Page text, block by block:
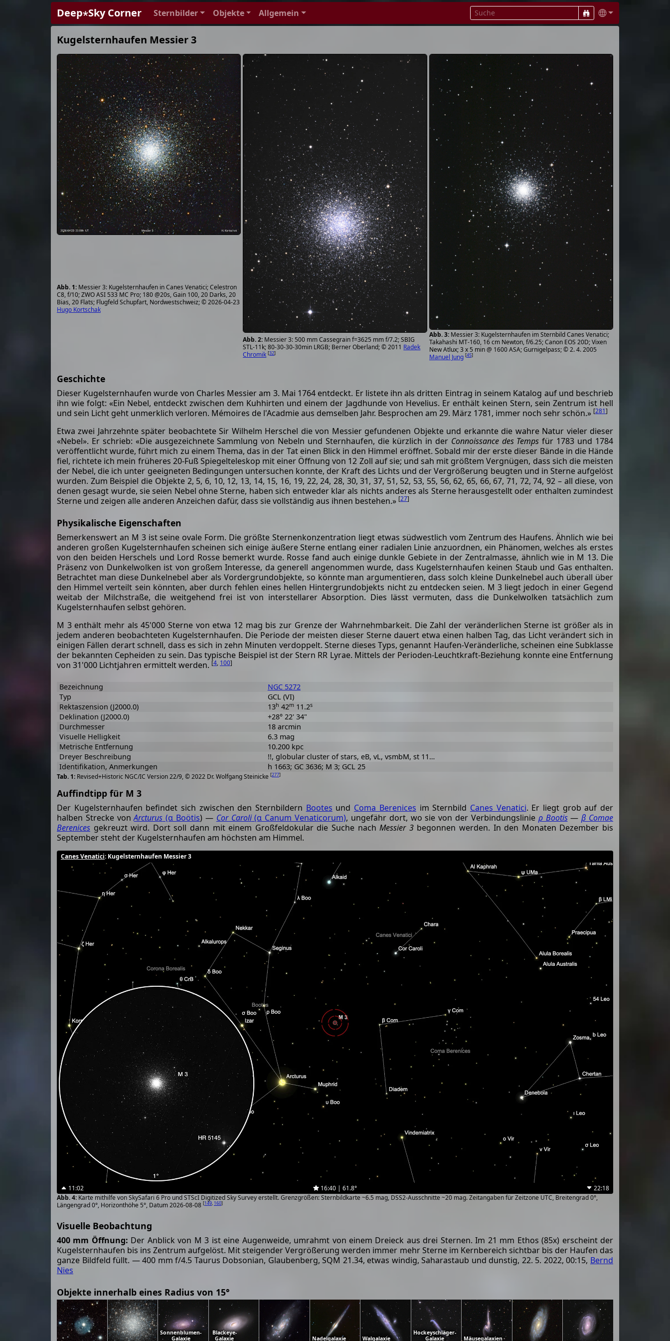
Deep⋆Sky Corner Sternbilder Objekte Allgemein
Kugelsternhaufen Messier 3
Messier 3: Kugelsternhaufen in Canes Venatici; Celestron
C8, f/10; ZWO ASI 533 MC Pro; 180 @20s, Gain 100, 20 Darks, 20
Bias, 20 Flats; Flugfeld Schupfart, Nordwestschweiz; © 2026-04-23
Hugo Kortschak
Messier 3: 500 mm Cassegrain f=3625 mm f/7.2; SBIG
STL-11k; 80-30-30-30min LRGB; Berner Oberland; © 2011 Radek
Chromik [32]
Messier 3: Kugelsternhaufen im Sternbild Canes Venatici;
Takahashi MT-160, 16 cm Newton, f/6.25; Canon EOS 20D; Vixen
New Atlux; 3 x 5 min @ 1600 ASA; Gurnigelpass; © 2. 4. 2005
Manuel Jung [45]
Geschichte
Dieser Kugelsternhaufen wurde von Charles Messier am 3. Mai 1764 entdeckt. Er listete ihn als dritten Eintrag in seinem Katalog auf und beschrieb
ihn wie folgt: «Ein Nebel, entdeckt zwischen dem Kuhhirten und einem der Jagdhunde von Hevelius. Er enthält keinen Stern, sein Zentrum ist hell
und sein Licht geht unmerklich verloren. Mémoires de l'Acadmie aus demselben Jahr. Besprochen am 29. März 1781, immer noch sehr schön.» [281]
Etwa zwei Jahrzehnte später beobachtete Sir Wilhelm Herschel die von Messier gefundenen Objekte und erkannte die wahre Natur vieler dieser
«Nebel». Er schrieb: «Die ausgezeichnete Sammlung von Nebeln und Sternhaufen, die kürzlich in der Connoissance des Temps für 1783 und 1784
veröffentlicht wurde, führt mich zu einem Thema, das in der Tat einen Blick in den Himmel eröffnet. Sobald mir der erste dieser Bände in die Hände
fiel, richtete ich mein früheres 20-Fuß Spiegelteleskop mit einer Öffnung von 12 Zoll auf sie; und sah mit größtem Vergnügen, dass sich die meisten
der Nebel, die ich unter geeigneten Bedingungen untersuchen konnte, der Kraft des Lichts und der Vergrößerung beugten und in Sterne aufgelöst
wurden. Zum Beispiel die Objekte 2, 5, 6, 10, 12, 13, 14, 15, 16, 19, 22, 24, 28, 30, 31, 37, 51, 52, 53, 55, 56, 62, 65, 66, 67, 71, 72, 74, 92 – all diese, von
denen gesagt wurde, sie seien Nebel ohne Sterne, haben sich entweder klar als nichts anderes als Sterne herausgestellt oder enthalten zumindest
Sterne und zeigen alle anderen Anzeichen dafür, dass sie vollständig aus ihnen bestehen.» [27]
Physikalische Eigenschaften
Bemerkenswert an M 3 ist seine ovale Form. Die größte Sternenkonzentration liegt etwas südwestlich vom Zentrum des Haufens. Ähnlich wie bei
anderen großen Kugelsternhaufen scheinen sich einige äußere Sterne entlang einer radialen Linie anzuordnen, ein Phänomen, welches als erstes
von den beiden Herschels und Lord Rosse bemerkt wurde. Rosse fand auch einige dunkle Gebiete in der Zentralmasse, ähnlich wie in M 13. Die
Präsenz von Dunkelwolken ist von großem Interesse, da generell angenommen wurde, dass Kugelsternhaufen keinen Staub und Gas enthalten.
Betrachtet man diese Dunkelnebel aber als Vordergrundobjekte, so könnte man argumentieren, dass solch kleine Dunkelnebel auch überall über
den Himmel verteilt sein könnten, aber durch fehlen eines hellen Hintergrundobjekts nicht zu entdecken seien. M 3 liegt jedoch in einer Gegend
weitab der Milchstraße, die weitgehend frei ist von interstellarer Absorption. Dies lässt vermuten, dass die Dunkelwolken tatsächlich zum
Kugelsternhaufen selbst gehören.
M 3 enthält mehr als 45'000 Sterne von etwa 12 mag bis zur Grenze der Wahrnehmbarkeit. Die Zahl der veränderlichen Sterne ist größer als in
jedem anderen beobachteten Kugelsternhaufen. Die Periode der meisten dieser Sterne dauert etwa einen halben Tag, das Licht verändert sich in
einigen Fällen derart schnell, dass es sich in zehn Minuten verdoppelt. Sterne dieses Typs, genannt Haufen-Veränderliche, scheinen eine Subklasse
der bekannten Cepheiden zu sein. Das typische Beispiel ist der Stern RR Lyrae. Mittels der Perioden-Leuchtkraft-Beziehung konnte eine Entfernung
von 31'000 Lichtjahren ermittelt werden. [4, 100]
Revised+Historic NGC/IC Version 22/9, © 2022 Dr. Wolfgang Steinicke [277]
Bezeichnung
NGC 5272
Typ
GCL (VI)
Rektaszension (J2000.0)
13h 42m11.2s
Deklination (J2000.0)
+28° 22' 34"
Durchmesser
18 arcmin
Visuelle Helligkeit
6.3 mag
Metrische Entfernung
10.200 kpc
Dreyer Beschreibung
!!, globular cluster of stars, eB, vL, vsmbM, st 11…
Identifikation, Anmerkungen
h 1663; GC 3636; M 3; GCL 25
Auffindtipp für M 3
Der Kugelsternhaufen befindet sich zwischen den Sternbildern Bootes und Coma Berenices im Sternbild Canes Venatici. Er liegt grob auf der
halben Strecke vonArcturus (α Boötis) — Cor Caroli(α Canum Venaticorum), ungefähr dort, wo sie von der Verbindungslinie ρ Bootis—β Comae
Berenices gekreuzt wird. Dort soll dann mit einem Großfeldokular die Suche nachMessier 3begonnen werden. In den Monaten Dezember bis
September steht der Kugelsternhaufen am höchsten am Himmel.
Canes Venatici: Kugelsternhaufen Messier 3
11:02 16:40 | 61.8°
22:18
Karte mithilfe von SkySafari 6 Pro und STScI Digitized Sky Survey erstellt. Grenzgrößen: Sternbildkarte ~6.5 mag, DSS2-Ausschnitte ~20 mag. Zeitangaben für Zeitzone UTC, Breitengrad 0°,
Längengrad 0°, Horizonthöhe 5°, Datum 2026-08-08 [149, 160]
Visuelle Beobachtung
400 mm Öffnung: Der Anblick von M 3 ist eine Augenweide, umrahmt von einem Dreieck aus drei Sternen. Im 21 mm Ethos (85x) erscheint der
Kugelsternhaufen bis ins Zentrum aufgelöst. Mit steigender Vergrößerung werden immer mehr Sterne im Kernbereich sichtbar bis der Haufen das
ganze Bildfeld füllt. — 400 mm f/4.5 Taurus Dobsonian, Glaubenberg, SQM 21.34, etwas windig, Saharastaub und dunstig, 22. 5. 2022, 00:15, Bernd
Nies
Objekte innerhalb eines Radius von 15°
Sonnenblumen-
Galaxie
Blackeye-
Galaxie
Nadelgalaxie Walgalaxie
Hockeyschläger-
Galaxie
Mäusegalaxien